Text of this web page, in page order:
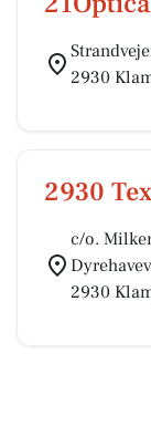
2930
2930
c/o.
2930